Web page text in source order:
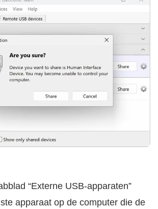
“Externe USB-apparaten”
apparaat op de computer die de